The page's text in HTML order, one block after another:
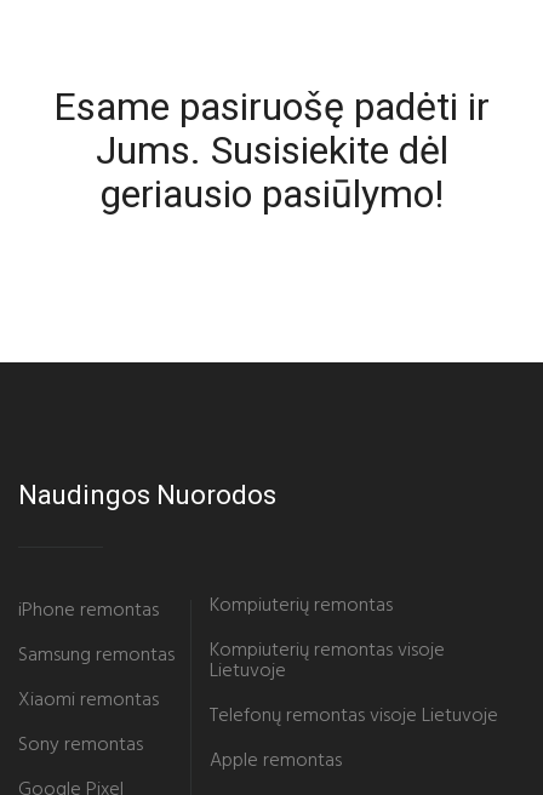
Esame pasiruošę padėti ir
Jums. Susisiekite dėl
geriausio pasiūlymo!
Naudingos Nuorodos
iPhone remontas
Samsung remontas
Xiaomi remontas
Sony remontas
Kompiuterių remontas
Kompiuterių remontas visoje
Lietuvoje
Telefonų remontas visoje Lietuvoje
Apple remontas